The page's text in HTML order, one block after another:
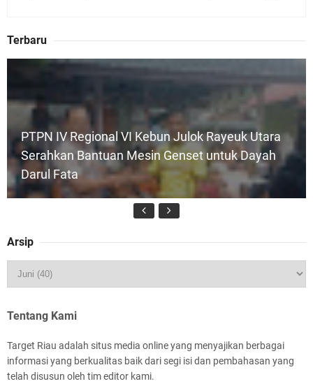
Terbaru
PTPN IV Regional VI Kebun Julok Rayeuk Utara
Serahkan Bantuan Mesin Genset untuk Dayah
Darul Fata
Jelang Ekspedisi Merah Putih Presisi Polda Riau
Arsip
Tentang Kami
Target Riau adalah situs media online yang menyajikan berbagai
informasi yang berkualitas baik dari segi isi dan pembahasan yang
telah disusun oleh tim editor kami.